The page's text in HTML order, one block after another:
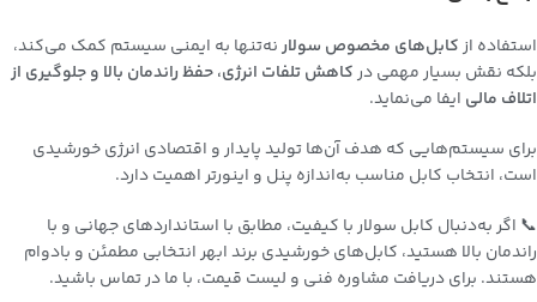
استفاده ازکابل‌های مخصوص سولارنه‌تنها به ایمنی سیستم کمک می‌کند،
بلکه نقش بسیار مهمی درکاهش تلفات انرژی، حفظ راندمان بالا و جلوگیری از
اتلاف مالی ایفا می‌نماید.
برای سیستم‌هایی که هدف آن‌ها تولید پایدار و اقتصادی انرژی خورشیدی
است، انتخاب کابل مناسب به‌اندازه پنل و اینورتر اهمیت دارد.
📞 اگر به‌دنبال کابل سولار با کیفیت، مطابق با استانداردهای جهانی و با
راندمان بالا هستید، کابل‌های خورشیدی برند ابهرانتخابی مطمئن و بادوام
هستند. برای دریافت مشاوره فنی و لیست قیمت، با ما در تماس باشید.